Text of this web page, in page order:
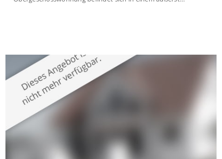
großzügige Räume und eine hochwertige Ausstattung, die
modernen Wohnkomfort mit einem stilvollen Ambiente
verbindet. Der […]